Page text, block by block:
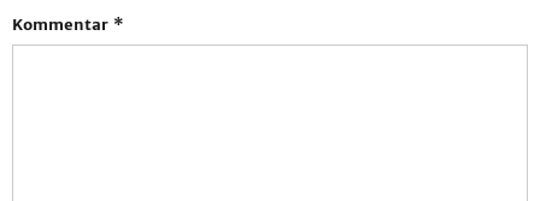
Kommentar *